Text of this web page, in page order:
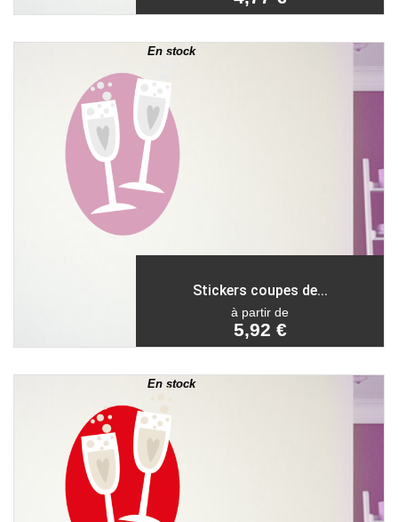
En stock
Stickers coupes de...
à partir de
5,92 €
En stock